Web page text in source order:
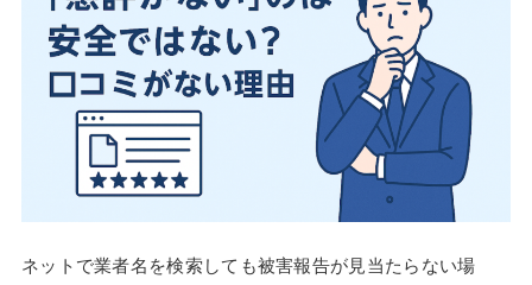
ネットで業者名を検索しても被害報告が見当たらない場